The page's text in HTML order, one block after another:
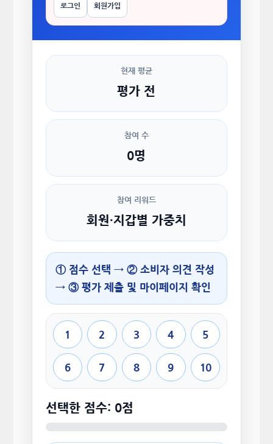
로그인 회원가입
현재 평균
평가 전
참여 수
0명
참여 리워드
회원·지갑별 가중치
① 점수 선택 → ② 소비자 의견 작성
→ ③ 평가 제출 및 마이페이지 확인
1 2 3 4 5
6 7 8 9 10
선택한 점수: 0점